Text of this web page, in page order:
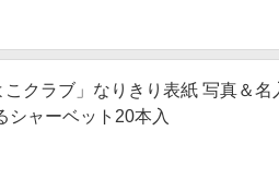
こクラブ」なりきり表紙 写真＆
シャーベット20本入